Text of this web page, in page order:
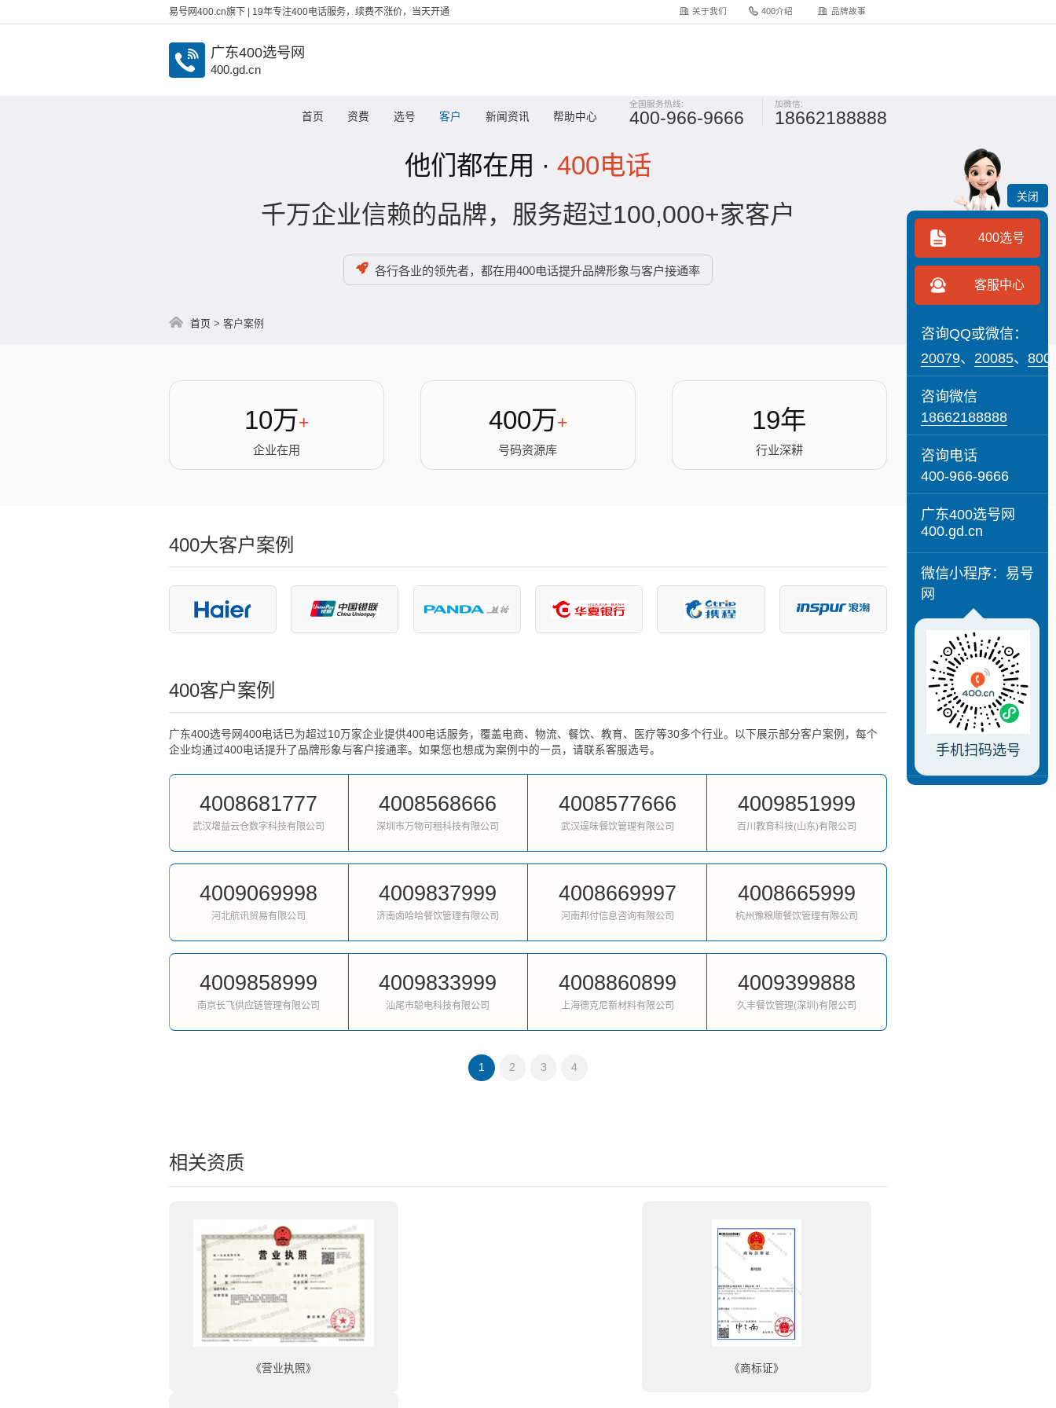
易号网400.cn旗下 | 19年专注400电话服务，续费不涨价，当天开通 关于我们 400介绍 品牌故事
广东400选号网
400.gd.cn
首页 资费 选号 客户 新闻资讯 帮助中心
全国服务热线:
400-966-9666
加微信:
18662188888
他们都在用 · 400电话
千万企业信赖的品牌，服务超过100,000+家客户
各行各业的领先者，都在用400电话提升品牌形象与客户接通率
首页 >客户案例
10万+
企业在用
400万+
号码资源库
19年
行业深耕
400大客户案例
400客户案例
广东400选号网400电话已为超过10万家企业提供400电话服务，覆盖电商、物流、餐饮、教育、医疗等30多个行业。以下展示部分客户案例，每个
企业均通过400电话提升了品牌形象与客户接通率。如果您也想成为案例中的一员，请联系客服选号。
4008681777
武汉增益云仓数字科技有限公司
4008568666
深圳市万物可租科技有限公司
4008577666
武汉逞味餐饮管理有限公司
4009851999
百川教育科技(山东)有限公司
4009069998
河北航讯贸易有限公司
4009837999
济南卤哈哈餐饮管理有限公司
4008669997
河南邦付信息咨询有限公司
4008665999
杭州豫粮顺餐饮管理有限公司
4009858999
南京长飞供应链管理有限公司
4009833999
汕尾市聪电科技有限公司
4008860899
上海德克尼新材料有限公司
4009399888
久丰餐饮管理(深圳)有限公司
1 2 3 4
相关资质
《营业执照》 《商标证》
关闭
400选号
客服中心
咨询QQ或微信：
20079、 20085、
咨询微信
18662188888
咨询电话
400-966-9666
广东400选号网
400.gd.cn
微信小程序：易号
网
手机扫码选号